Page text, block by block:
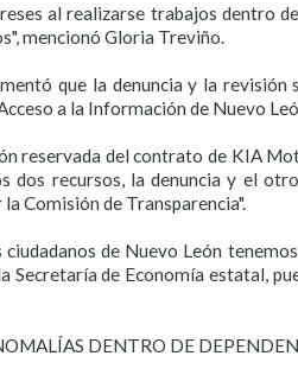
al realizarse trabajos dentro
mencionó Gloria Treviño.
que la denuncia y la
a la Información de Nuevo
reservada del contrato de KIA
dos recursos, la denuncia y el
Comisión de Transparencia".
de Nuevo León
de Economía estatal,
DENTRO DE